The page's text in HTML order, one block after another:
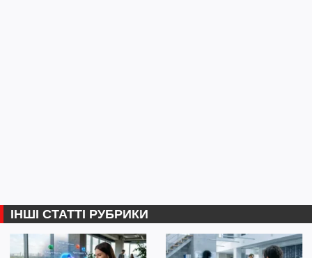
ІНШІ СТАТТІ РУБРИКИ